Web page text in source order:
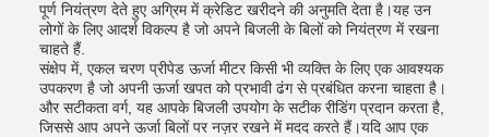
पूर्ण नियंत्रण देते हुए अग्रिम में क्रेडिट खरीदने की अनुमति देता है।यह उन
लोगों के लिए आदर्श विकल्प है जो अपने बिजली के बिलों को नियंत्रण में रखना
चाहते हैं.
संक्षेप में, एकल चरण प्रीपेड ऊर्जा मीटर किसी भी व्यक्ति के लिए एक आवश्यक
उपकरण है जो अपनी ऊर्जा खपत को प्रभावी ढंग से प्रबंधित करना चाहता है।
और सटीकता वर्ग, यह आपके बिजली उपयोग के सटीक रीडिंग प्रदान करता है,
जिससे आप अपने ऊर्जा बिलों पर नज़र रखने में मदद करते हैं।यदि आप एक